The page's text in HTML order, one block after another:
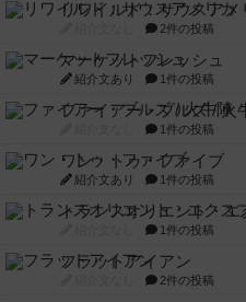
リワイルド：サウスアメ
2件の投稿
マーケットフレッシュ
紹介文あり 1件の投稿
ファイアー・ブルズ / 火
1件の投稿
ワン・トゥ・ファイブ
紹介文あり 1件の投稿
トランスオリエント・エ
1件の投稿
フラットアイアン
2件の投稿